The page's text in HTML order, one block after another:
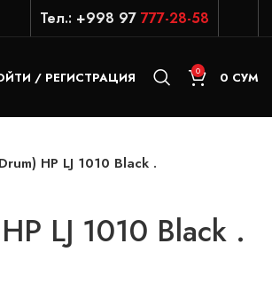
Тел.: +998 97 777-28-58
/ РЕГИСТРАЦИЯ 0 0 СУМ
HP LJ 1010 Black .
LJ 1010 Black .